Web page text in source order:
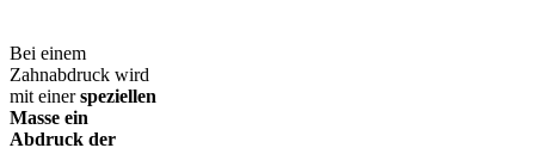
Bei einem
Zahnabdruck wird
mit einerspeziellen
Masse ein
Abdruck der